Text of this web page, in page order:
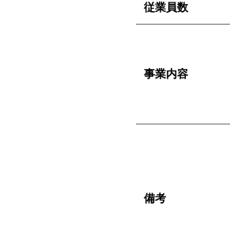
従業員数
事業内容
備考